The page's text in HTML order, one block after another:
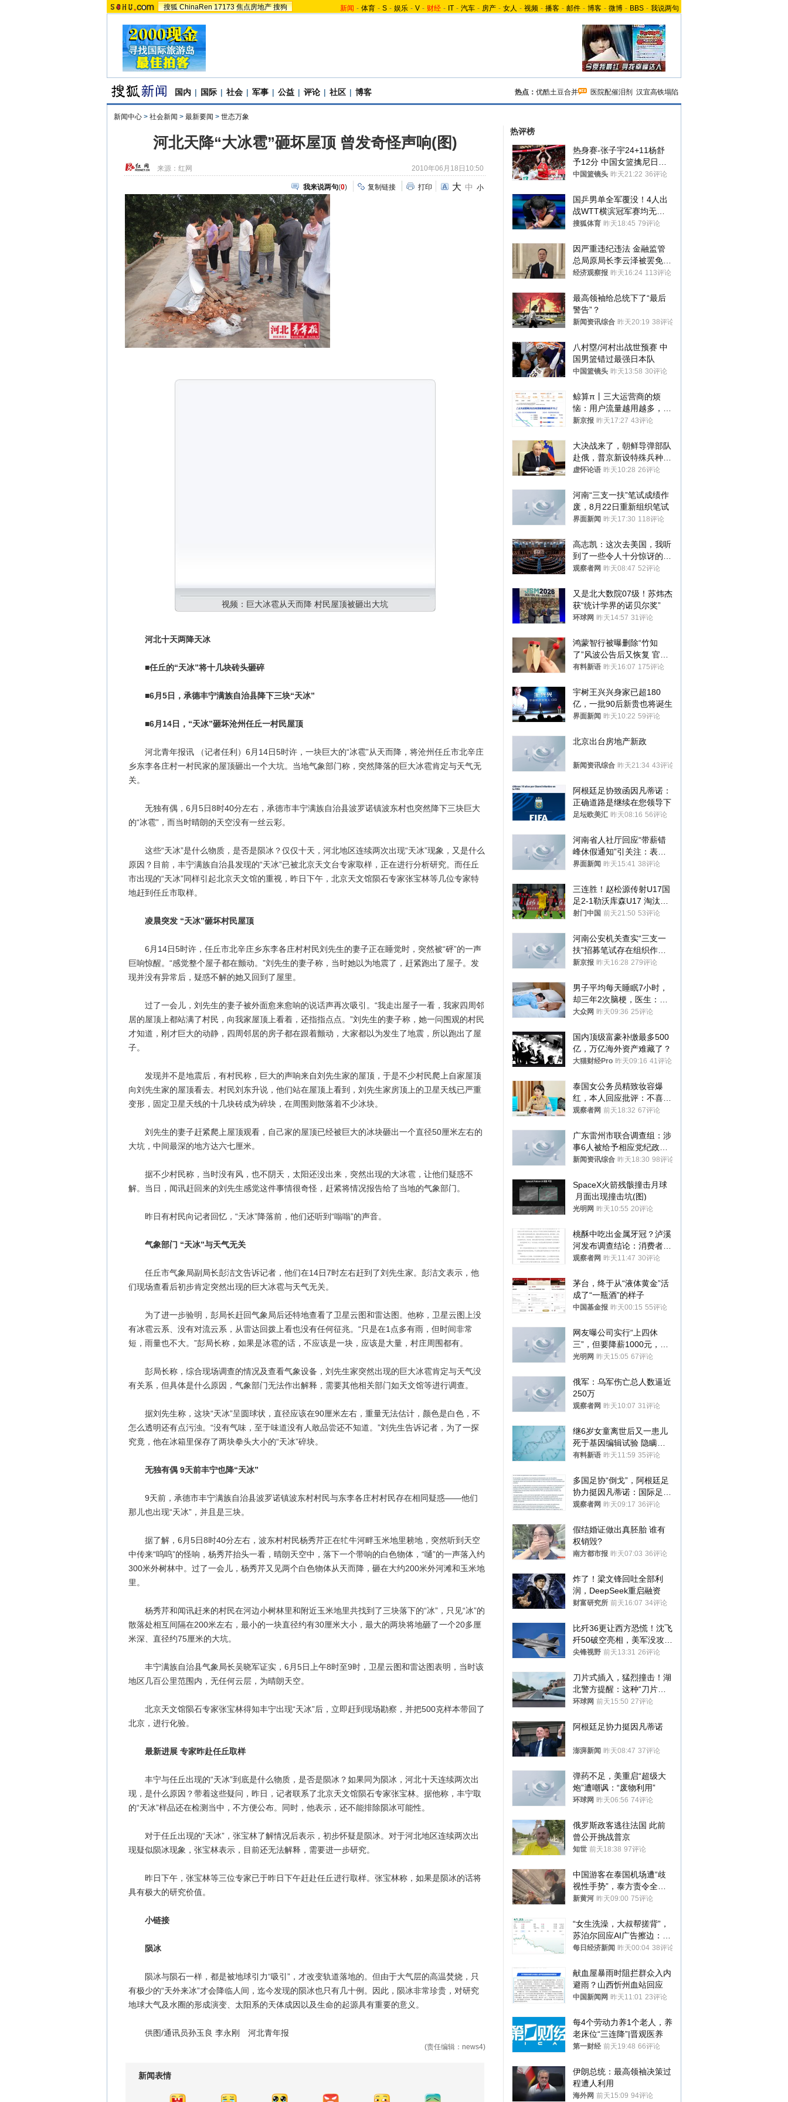
搜狐 ChinaRen 17173 焦点房地产 搜狗 新闻 - 体育 - S - 娱乐 - V - 财经 - IT - 汽车 - 房产 - 女人 - 视频 - 播客 - 邮件 - 博客 - 微博 - BBS - 我说两句
国内 | 国际 | 社会 | 军事 | 公益 | 评论 | 社区 | 博客 热点： 优酷土豆合并 医院配催泪剂 汉宜高铁塌陷
新闻中心 > 社会新闻 > 最新要闻 > 世态万象
河北天降“大冰雹”砸坏屋顶 曾发奇怪声响(图)
来源：红网 2010年06月18日10:50
我来说两句(0) 复制链接 打印 大 中 小
视频：巨大冰雹从天而降 村民屋顶被砸出大坑
河北十天两降天冰
■任丘的“天冰”将十几块砖头砸碎
■6月5日，承德丰宁满族自治县降下三块“天冰”
■6月14日，“天冰”砸坏沧州任丘一村民屋顶
河北青年报讯 （记者任利）6月14日5时许，一块巨大的“冰雹”从天而降，将沧州任丘市北辛庄
乡东李各庄村一村民家的屋顶砸出一个大坑。当地气象部门称，突然降落的巨大冰雹肯定与天气无
关。
无独有偶，6月5日8时40分左右，承德市丰宁满族自治县波罗诺镇波东村也突然降下三块巨大
的“冰雹”，而当时晴朗的天空没有一丝云彩。
这些“天冰”是什么物质，是否是陨冰？仅仅十天，河北地区连续两次出现“天冰”现象，又是什么
原因？目前，丰宁满族自治县发现的“天冰”已被北京天文台专家取样，正在进行分析研究。而任丘
市出现的“天冰”同样引起北京天文馆的重视，昨日下午，北京天文馆陨石专家张宝林等几位专家特
地赶到任丘市取样。
凌晨突发 “天冰”砸坏村民屋顶
6月14日5时许，任丘市北辛庄乡东李各庄村村民刘先生的妻子正在睡觉时，突然被“砰”的一声
巨响惊醒。“感觉整个屋子都在颤动。”刘先生的妻子称，当时她以为地震了，赶紧跑出了屋子。发
现并没有异常后，疑惑不解的她又回到了屋里。
过了一会儿，刘先生的妻子被外面愈来愈响的说话声再次吸引。“我走出屋子一看，我家四周邻
居的屋顶上都站满了村民，向我家屋顶上看着，还指指点点。”刘先生的妻子称，她一问围观的村民
才知道，刚才巨大的动静，四周邻居的房子都在跟着颤动，大家都以为发生了地震，所以跑出了屋
子。
发现并不是地震后，有村民称，巨大的声响来自刘先生家的屋顶，于是不少村民爬上自家屋顶
向刘先生家的屋顶看去。村民刘东升说，他们站在屋顶上看到，刘先生家房顶上的卫星天线已严重
变形，固定卫星天线的十几块砖成为碎块，在周围则散落着不少冰块。
刘先生的妻子赶紧爬上屋顶观看，自己家的屋顶已经被巨大的冰块砸出一个直径50厘米左右的
大坑，中间最深的地方达六七厘米。
据不少村民称，当时没有风，也不阴天，太阳还没出来，突然出现的大冰雹，让他们疑惑不
解。当日，闻讯赶回来的刘先生感觉这件事情很奇怪，赶紧将情况报告给了当地的气象部门。
昨日有村民向记者回忆，“天冰”降落前，他们还听到“嗡嗡”的声音。
气象部门 “天冰”与天气无关
任丘市气象局副局长彭洁文告诉记者，他们在14日7时左右赶到了刘先生家。彭洁文表示，他
们现场查看后初步肯定突然出现的巨大冰雹与天气无关。
为了进一步验明，彭局长赶回气象局后还特地查看了卫星云图和雷达图。他称，卫星云图上没
有冰雹云系、没有对流云系，从雷达回拨上看也没有任何征兆。“只是在1点多有雨，但时间非常
短，雨量也不大。”彭局长称，如果是冰雹的话，不应该是一块，应该是大量，村庄周围都有。
彭局长称，综合现场调查的情况及查看气象设备，刘先生家突然出现的巨大冰雹肯定与天气没
有关系，但具体是什么原因，气象部门无法作出解释，需要其他相关部门如天文馆等进行调查。
据刘先生称，这块“天冰”呈圆球状，直径应该在90厘米左右，重量无法估计，颜色是白色，不
怎么透明还有点污浊。“没有气味，至于味道没有人敢品尝还不知道。”刘先生告诉记者，为了一探
究竟，他在冰箱里保存了两块拳头大小的“天冰”碎块。
无独有偶 9天前丰宁也降“天冰”
9天前，承德市丰宁满族自治县波罗诺镇波东村村民与东李各庄村村民存在相同疑惑——他们
那儿也出现“天冰”，并且是三块。
据了解，6月5日8时40分左右，波东村村民杨秀芹正在牤牛河畔玉米地里耪地，突然听到天空
中传来“呜呜”的怪响，杨秀芹抬头一看，晴朗天空中，落下一个带响的白色物体，“嗵”的一声落入约
300米外树林中。过了一会儿，杨秀芹又见两个白色物体从天而降，砸在大约200米外河滩和玉米地
里。
杨秀芹和闻讯赶来的村民在河边小树林里和附近玉米地里共找到了三块落下的“冰”，只见“冰”的
散落处相互间隔在200米左右，最小的一块直径约有30厘米大小，最大的两块将地砸了一个20多厘
米深、直径约75厘米的大坑。
丰宁满族自治县气象局长吴晓军证实，6月5日上午8时至9时，卫星云图和雷达图表明，当时该
地区几百公里范围内，无任何云层，为晴朗天空。
北京天文馆陨石专家张宝林得知丰宁出现“天冰”后，立即赶到现场勘察，并把500克样本带回了
北京，进行化验。
最新进展 专家昨赴任丘取样
丰宁与任丘出现的“天冰”到底是什么物质，是否是陨冰？如果同为陨冰，河北十天连续两次出
现，是什么原因？带着这些疑问，昨日，记者联系了北京天文馆陨石专家张宝林。据他称，丰宁取
的“天冰”样品还在检测当中，不方便公布。同时，他表示，还不能排除陨冰可能性。
对于任丘出现的“天冰”，张宝林了解情况后表示，初步怀疑是陨冰。对于河北地区连续两次出
现疑似陨冰现象，张宝林表示，目前还无法解释，需要进一步研究。
昨日下午，张宝林等三位专家已于昨日下午赶赴任丘进行取样。张宝林称，如果是陨冰的话将
具有极大的研究价值。
小链接
陨冰
陨冰与陨石一样，都是被地球引力“吸引”，才改变轨道落地的。但由于大气层的高温焚烧，只
有极少的“天外来冰”才会降临人间，迄今发现的陨冰也只有几十例。因此，陨冰非常珍贵，对研究
地球大气及水圈的形成演变、太阳系的天体成因以及生命的起源具有重要的意义。
供图/通讯员孙玉良 李永刚 河北青年报
(责任编辑：news4)
新闻表情
热评榜
热身赛-张子宇24+11杨舒
予12分 中国女篮擒尼日利
亚
中国篮镜头 昨天21:22 36评论
国乒男单全军覆没！4人出
战WTT横滨冠军赛均无缘
八强
搜狐体育 昨天18:45 79评论
因严重违纪违法 金融监管
总局原局长李云泽被罢免全
国人大代表
经济观察报 昨天16:24 113评论
最高领袖给总统下了“最后
警告”？
新闻资讯综合 昨天20:19 38评论
八村塁/河村出战世预赛 中
国男篮错过最强日本队
中国篮镜头 昨天13:58 30评论
鲸算π丨三大运营商的烦
恼：用户流量越用越多，收
入却越来越少
新京报 昨天17:27 43评论
大决战来了，朝鲜导弹部队
赴俄，普京新设特殊兵种，
76岁老将扛旗
虚怀论语 昨天10:28 26评论
河南“三支一扶”笔试成绩作
废，8月22日重新组织笔试
界面新闻 昨天17:30 118评论
高志凯：这次去美国，我听
到了一些令人十分惊讶的消
息
观察者网 昨天08:47 52评论
又是北大数院07级！苏炜杰
获“统计学界的诺贝尔奖”
环球网 昨天14:57 31评论
鸿蒙智行被曝删除“竹知
了”风波公告后又恢复 官媒
曾力挺：劝华为要大度的，
有料新语 昨天16:07 175评论
宇树王兴兴身家已超180
亿，一批90后新贵也将诞生
界面新闻 昨天10:22 59评论
北京出台房地产新政
新闻资讯综合 昨天21:34 43评论
阿根廷足协致函因凡蒂诺：
正确道路是继续在您领导下
足坛欧美汇 昨天08:16 56评论
河南省人社厅回应“带薪错
峰休假通知”引关注：表述
不够准确，待修改后印发
界面新闻 昨天15:41 38评论
三连胜！赵松源传射U17国
足2-1勒沃库森U17 淘汰赛
将战河床
射门中国 前天21:50 53评论
河南公安机关查实“三支一
扶”招募笔试存在组织作弊
犯罪行为
新京报 昨天16:28 279评论
男子平均每天睡眠7小时，
却三年2次脑梗，医生：这
样睡觉更伤身
大众网 昨天09:36 25评论
国内顶级富豪补缴最多500
亿，万亿海外资产难藏了？
大猫财经Pro 昨天09:16 41评论
泰国女公务员精致妆容爆
红，本人回应批评：不喜欢
就别看
观察者网 前天18:32 67评论
广东雷州市联合调查组：涉
事6人被给予相应党纪政务
处分和组织处理
新闻资讯综合 昨天18:30 98评论
SpaceX火箭残骸撞击月球
月面出现撞击坑(图)
光明网 昨天10:55 20评论
桃酥中吃出金属牙冠？泸溪
河发布调查结论：消费者已
澄清，所发视频情况不属实
观察者网 昨天11:47 30评论
茅台，终于从“液体黄金”活
成了“一瓶酒”的样子
中国基金报 昨天00:15 55评论
网友曝公司实行“上四休
三”，但要降薪1000元，不
接受只能辞职
光明网 昨天15:05 67评论
俄军：乌军伤亡总人数逼近
250万
观察者网 昨天10:07 31评论
继6岁女童离世后又一患儿
死于基因编辑试验 隐瞒一
年才对外披露
有料新语 昨天11:59 35评论
多国足协“倒戈”，阿根廷足
协力挺因凡蒂诺：国际足联
今后应继续在其领导下前行
观察者网 昨天09:17 36评论
假结婚证做出真胚胎 谁有
权销毁?
南方都市报 昨天07:03 36评论
炸了！梁文锋回吐全部利
润，DeepSeek重启融资
财富研究所 前天16:07 34评论
比歼36更让西方恐慌！沈飞
歼50破空亮相，美军没攻克
的技术被拿下
尖锋视野 前天13:31 26评论
刀片式插入，猛烈撞击！湖
北警方提醒：这种“刀片超
车”，太危险了
环球网 前天15:50 27评论
阿根廷足协力挺因凡蒂诺
澎湃新闻 昨天08:47 37评论
弹药不足，美重启“超级大
炮”遭嘲讽：“废物利用”
环球网 昨天06:56 74评论
俄罗斯政客逃往法国 此前
曾公开挑战普京
知世 前天18:38 97评论
中国游客在泰国机场遭“歧
视性手势”，泰方责令全面
调查，对责任人采取最严厉
新黄河 昨天09:00 75评论
“女生洗澡，大叔帮搓背”，
苏泊尔回应AI广告擦边：视
频全下架，已强化内容管理
每日经济新闻 昨天00:04 38评论
献血屋暴雨时阻拦群众入内
避雨？山西忻州血站回应
中国新闻网 昨天11:01 23评论
每4个劳动力养1个老人，养
老床位“三连降”|晋观医养
第一财经 前天19:48 66评论
伊朗总统：最高领袖决策过
程遭人利用
海外网 前天15:09 94评论